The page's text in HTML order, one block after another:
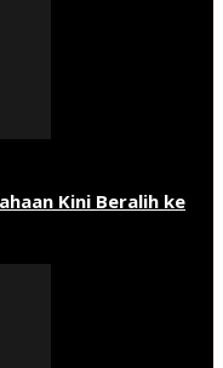
Kini Beralih ke